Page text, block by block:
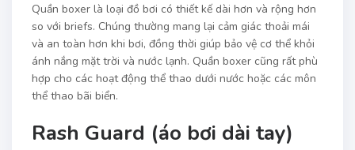
Quần boxer là loại đồ bơi có thiết kế dài hơn và rộng hơn
so với briefs. Chúng thường mang lại cảm giác thoải mái
và an toàn hơn khi bơi, đồng thời giúp bảo vệ cơ thể khỏi
ánh nắng mặt trời và nước lạnh. Quần boxer cũng rất phù
hợp cho các hoạt động thể thao dưới nước hoặc các môn
thể thao bãi biển.
Rash Guard (áo bơi dài tay)